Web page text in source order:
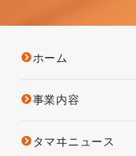
ホーム
事業内容
タマヰニュース